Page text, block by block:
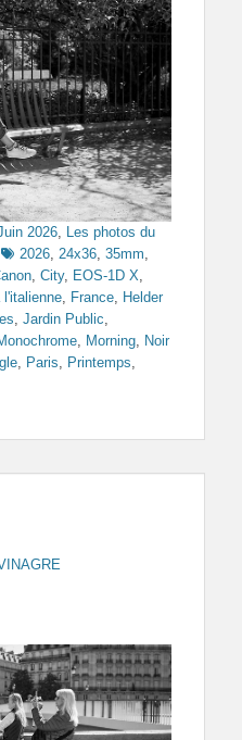
2026, Les photos du
Tags2026, 24x36, 35mm,
, City, EOS-1D X,
l'italienne, France, Helder
, Jardin Public,
, Morning, Noir
, Paris, Printemps,